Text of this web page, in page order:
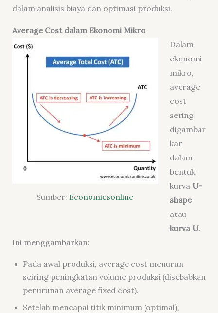
dalam analisis biaya dan optimasi produksi.
Average Cost dalam Ekonomi Mikro
Sumber: Economicsonline
Dalam
ekonomi
mikro,
average
cost
sering
digambar
kan
dalam
bentuk
kurva U-
shape
atau
kurva U.
Ini menggambarkan:
Pada awal produksi, average cost menurun
seiring peningkatan volume produksi (disebabkan
penurunan average fixed cost).
Setelah mencapai titik minimum (optimal),